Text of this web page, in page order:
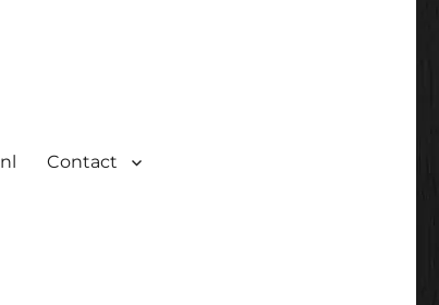
Contact